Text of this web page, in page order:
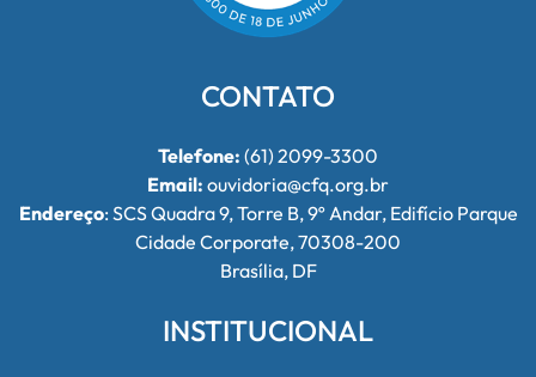
CONTATO
Telefone: (61) 2099-3300
Email: ouvidoria@cfq.org.br
Endereço: SCS Quadra 9, Torre B, 9º Andar, Edifício Parque
Cidade Corporate, 70308-200
Brasília, DF
INSTITUCIONAL